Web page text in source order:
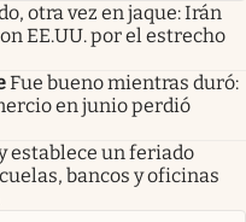
otra vez en jaque: Irán
EE.UU. por el estrecho
Fue bueno mientras duró:
en junio perdió
establece un feriado
bancos y oficinas